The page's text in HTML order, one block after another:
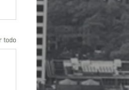
todo